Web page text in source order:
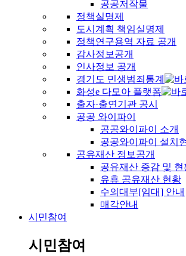
공공저작물
정책실명제
도시계획 책임실명제
정책연구용역 자료 공개
감사정보공개
인사정보 공개
경기도 민생범죄통계
화성e 다모아 플랫폼
출자·출연기관 공시
공공 와이파이
공공와이파이 소개
공공와이파이 설치
공유재산 정보공개
공유재산 증감 및 현
유휴 공유재산 현황
수의대부[임대] 안내
매각안내
시민참여
시민참여